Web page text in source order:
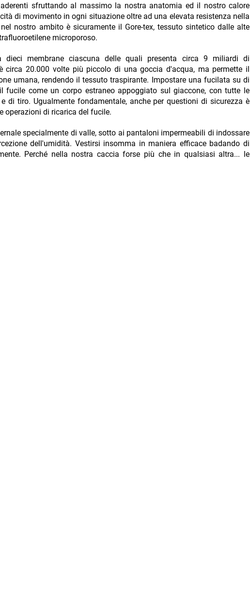
sfruttando al massimo la nostra anatomia ed il nostro calore
di movimento in ogni situazione oltre ad una elevata resistenza nella
nostro ambito è sicuramente il Gore-tex, tessuto sintetico dalle alte
microporoso.
dieci membrane ciascuna delle quali presenta circa 9 miliardi di
circa 20.000 volte più piccolo di una goccia d'acqua, ma permette il
umana, rendendo il tessuto traspirante. Impostare una fucilata su di
come un corpo estraneo appoggiato sul giaccone, con tutte le
di tiro. Ugualmente fondamentale, anche per questioni di sicurezza è
operazioni di ricarica del fucile.
specialmente di valle, sotto ai pantaloni impermeabili di indossare
dell'umidità. Vestirsi insomma in maniera efficace badando di
Perché nella nostra caccia forse più che in qualsiasi altra... le